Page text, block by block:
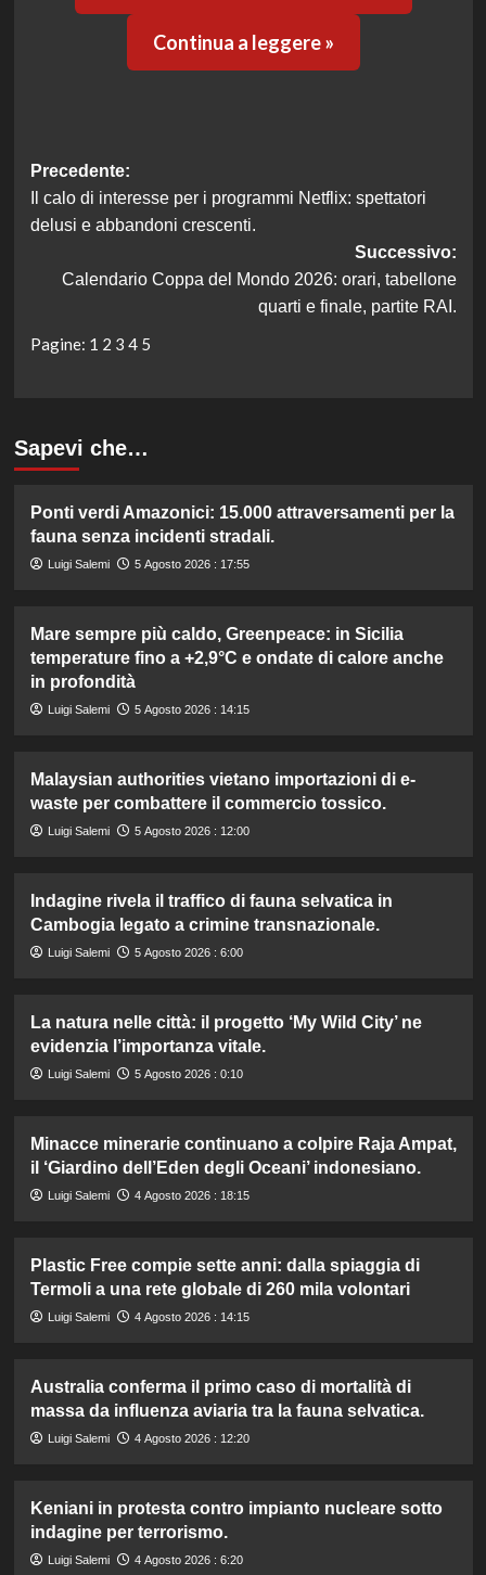
Continua a leggere »
Navigazione
articolo
Precedente:
Il calo di interesse per i programmi Netflix: spettatori
delusi e abbandoni crescenti.
Successivo:
Calendario Coppa del Mondo 2026: orari, tabellone
quarti e finale, partite RAI.
Pagine: 1 2 3 4 5
Sapevi che…
Ponti verdi Amazonici: 15.000 attraversamenti per la
fauna senza incidenti stradali.
Luigi Salemi 5 Agosto 2026 : 17:55
Mare sempre più caldo, Greenpeace: in Sicilia
temperature fino a +2,9°C e ondate di calore anche
in profondità
Luigi Salemi 5 Agosto 2026 : 14:15
Malaysian authorities vietano importazioni di e-
waste per combattere il commercio tossico.
Luigi Salemi 5 Agosto 2026 : 12:00
Indagine rivela il traffico di fauna selvatica in
Cambogia legato a crimine transnazionale.
Luigi Salemi 5 Agosto 2026 : 6:00
La natura nelle città: il progetto ‘My Wild City’ ne
evidenzia l’importanza vitale.
Luigi Salemi 5 Agosto 2026 : 0:10
Minacce minerarie continuano a colpire Raja Ampat,
il ‘Giardino dell’Eden degli Oceani’ indonesiano.
Luigi Salemi 4 Agosto 2026 : 18:15
Plastic Free compie sette anni: dalla spiaggia di
Termoli a una rete globale di 260 mila volontari
Luigi Salemi 4 Agosto 2026 : 14:15
Australia conferma il primo caso di mortalità di
massa da influenza aviaria tra la fauna selvatica.
Luigi Salemi 4 Agosto 2026 : 12:20
Keniani in protesta contro impianto nucleare sotto
indagine per terrorismo.
Luigi Salemi 4 Agosto 2026 : 6:20